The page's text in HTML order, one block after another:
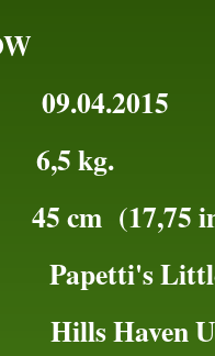
kg.
(17,75
Little